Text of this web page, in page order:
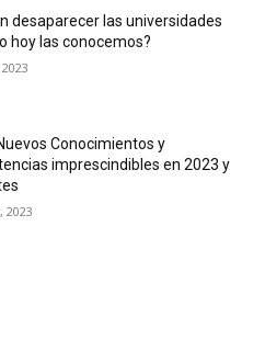
desaparecer las universidades
hoy las conocemos?
Conocimientos y
imprescindibles en 2023 y
2023